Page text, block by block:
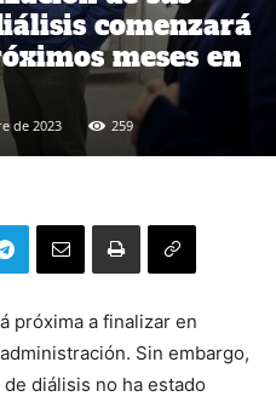
comenzará
meses en
de 2023 259
próxima a finalizar en
Sin embargo,
diálisis no ha estado